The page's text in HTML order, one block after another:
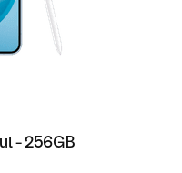
- 256GB